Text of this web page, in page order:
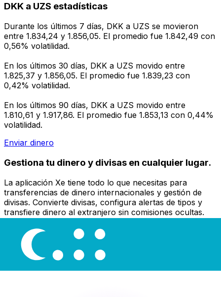
DKK a UZS estadísticas
Durante los últimos 7 días, DKK a UZS se movieron
entre 1.834,24 y 1.856,05. El promedio fue 1.842,49 con
0,56% volatilidad.
En los últimos 30 días, DKK a UZS movido entre
1.825,37 y 1.856,05. El promedio fue 1.839,23 con
0,42% volatilidad.
En los últimos 90 días, DKK a UZS movido entre
1.810,61 y 1.917,86. El promedio fue 1.853,13 con 0,44%
volatilidad.
Enviar dinero
Gestiona tu dinero y divisas en cualquier lugar.
La aplicación Xe tiene todo lo que necesitas para
transferencias de dinero internacionales y gestión de
divisas. Convierte divisas, configura alertas de tipos y
transfiere dinero al extranjero sin comisiones ocultas.